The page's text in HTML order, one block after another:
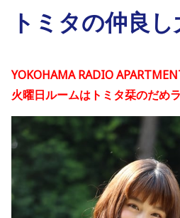
トミタの仲良
YOKOHAMA RADIO
火曜日ルームはトミタ栞のだめ